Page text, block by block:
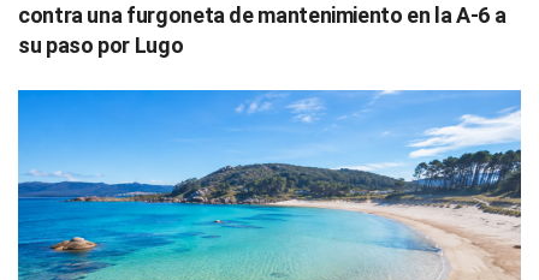
contra una furgoneta de mantenimiento en la A-6 a
su paso por Lugo